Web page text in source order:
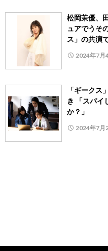
松岡茉優、
ュアでうそ
ス」の共演
2024年7月
「ギークス
き 「スパイ
か？」
2024年7月